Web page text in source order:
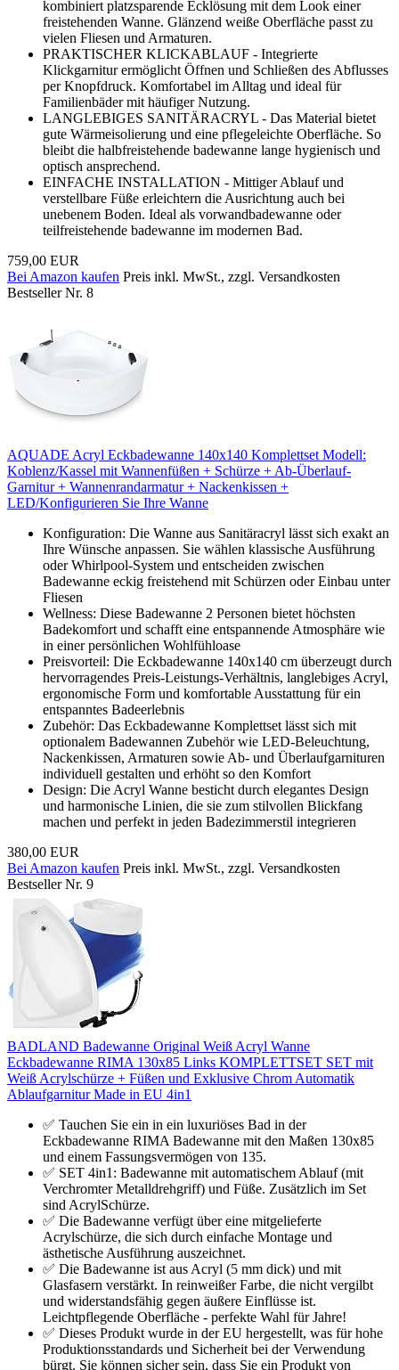
kombiniert platzsparende Ecklösung mit dem Look einer
freistehenden Wanne. Glänzend weiße Oberfläche passt zu
vielen Fliesen und Armaturen.
PRAKTISCHER KLICKABLAUF - Integrierte
Klickgarnitur ermöglicht Öffnen und Schließen des Abflusses
per Knopfdruck. Komfortabel im Alltag und ideal für
Familienbäder mit häufiger Nutzung.
LANGLEBIGES SANITÄRACRYL - Das Material bietet
gute Wärmeisolierung und eine pflegeleichte Oberfläche. So
bleibt die halbfreistehende badewanne lange hygienisch und
optisch ansprechend.
EINFACHE INSTALLATION - Mittiger Ablauf und
verstellbare Füße erleichtern die Ausrichtung auch bei
unebenem Boden. Ideal als vorwandbadewanne oder
teilfreistehende badewanne im modernen Bad.
759,00 EUR
Bei Amazon kaufen Preis inkl. MwSt., zzgl. Versandkosten
Bestseller Nr. 8
AQUADE Acryl Eckbadewanne 140x140 Komplettset Modell:
Koblenz/Kassel mit Wannenfüßen + Schürze + Ab-Überlauf-
Garnitur + Wannenrandarmatur + Nackenkissen +
LED/Konfigurieren Sie Ihre Wanne
Konfiguration: Die Wanne aus Sanitäracryl lässt sich exakt an
Ihre Wünsche anpassen. Sie wählen klassische Ausführung
oder Whirlpоol-System und entscheiden zwischen
Badewanne eckig freistehend mit Schürzen oder Einbau unter
Fliesen
Wellness: Diese Badewanne 2 Personen bietet höchsten
Badekomfort und schafft eine entspannende Atmosphäre wie
in einer persönlichen Wohlfühloase
Preisvorteil: Die Eckbadewanne 140x140 cm überzeugt durch
hervorragendes Preis-Leistungs-Verhältnis, langlebiges Acryl,
ergonomische Form und komfortable Ausstattung für ein
entspanntes Badeerlebnis
Zubehör: Das Eckbadewanne Komplettset lässt sich mit
optionalem Badewannen Zubehör wie LED-Beleuchtung,
Nackenkissen, Armaturen sowie Ab- und Überlaufgarnituren
individuell gestalten und erhöht so den Komfort
Design: Die Acryl Wanne besticht durch elegantes Design
und harmonische Linien, die sie zum stilvollen Blickfang
machen und perfekt in jeden Badezimmerstil integrieren
380,00 EUR
Bei Amazon kaufen Preis inkl. MwSt., zzgl. Versandkosten
Bestseller Nr. 9
BADLAND Badewanne Original Weiß Acryl Wanne
Eckbadewanne RIMA 130x85 Links KOMPLETTSET SET mit
Weiß Acrylschürze + Füßen und Exklusive Chrom Automatik
Ablaufgarnitur Made in EU 4in1
✅ Tauchen Sie ein in ein luxuriöses Bad in der
Eckbadewanne RIMA Badewanne mit den Maßen 130x85
und einem Fassungsvermögen von 135.
✅ SET 4in1: Badewanne mit automatischem Ablauf (mit
Verchromter Metalldrehgriff) und Füße. Zusätzlich im Set
sind AcrylSchürze.
✅ Die Badewanne verfügt über eine mitgelieferte
Acrylschürze, die sich durch einfache Montage und
ästhetische Ausführung auszeichnet.
✅ Die Badewanne ist aus Acryl (5 mm dick) und mit
Glasfasern verstärkt. In reinweißer Farbe, die nicht vergilbt
und widerstandsfähig gegen äußere Einflüsse ist.
Leichtpflegende Oberfläche - perfekte Wahl für Jahre!
✅ Dieses Produkt wurde in der EU hergestellt, was für hohe
Produktionsstandards und Sicherheit bei der Verwendung
bürgt. Sie können sicher sein, dass Sie ein Produkt von